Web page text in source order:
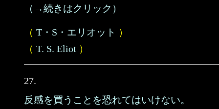
（→続きはクリック）
（ T・S・エリオット ）
（ T. S. Eliot ）
27.
反感を買うことを恐れてはいけない。